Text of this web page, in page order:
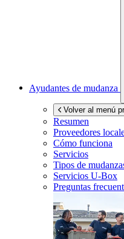
Ayudantes de mudanza
Volver al menú
Resumen
Proveedores
Cómo funciona
Servicios
Tipos de
Servicios U-Box
Preguntas